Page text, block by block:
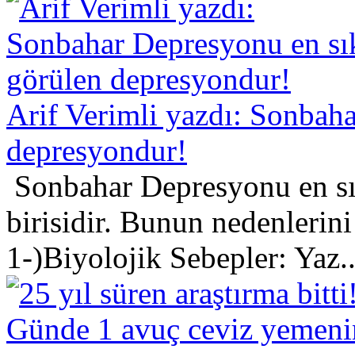
Arif Verimli yazdı:
depresyondur!
Sonbahar Depresyonu en
birisidir. Bunun
1-)Biyolojik Sebepler: